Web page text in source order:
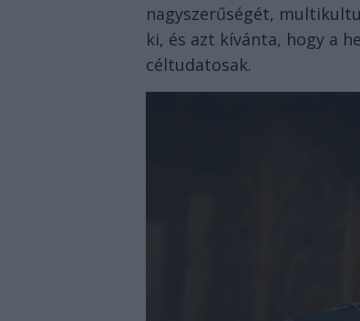
nagyszerűségét,
ki, és azt kívánta, hogy a
céltudatosak.